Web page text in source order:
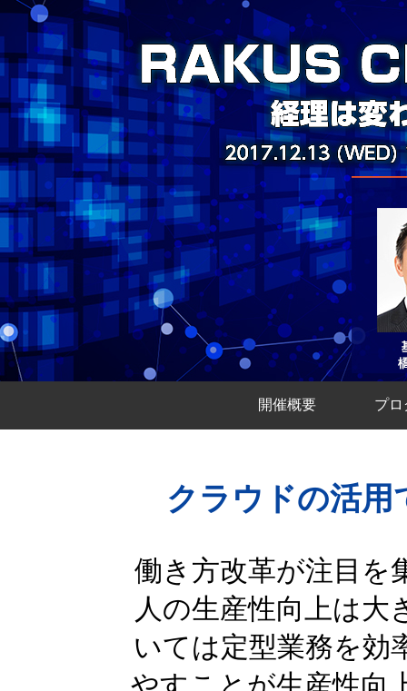
開催概要 プロ
クラウドの活
働き方改革が注目を
人の生産性向上は大
いては定型業務を効